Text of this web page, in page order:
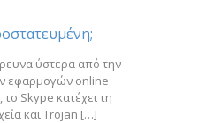
ύστερα από την
εφαρμογών online
Skype κατέχει τη
και Trojan […]